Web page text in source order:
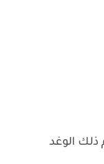
الوغد